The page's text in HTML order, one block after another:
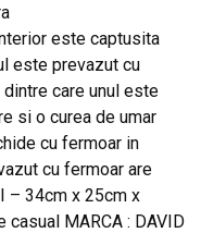
este captusita
este prevazut cu
care unul este
si o curea de umar
cu fermoar in
cu fermoar are
– 34cm x 25cm x
casual MARCA : DAVID